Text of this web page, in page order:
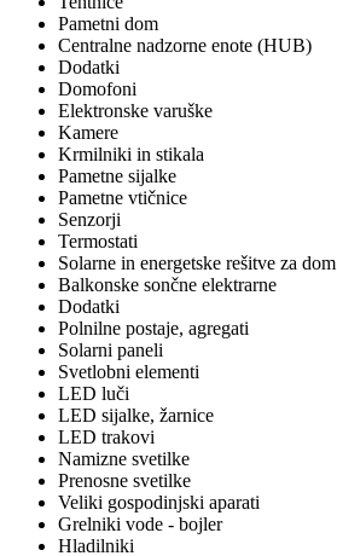
Pametni dom
Centralne nadzorne enote (HUB)
Dodatki
Domofoni
Elektronske varuške
Kamere
Krmilniki in stikala
Pametne sijalke
Pametne vtičnice
Senzorji
Termostati
Solarne in energetske rešitve za dom
Balkonske sončne elektrarne
Dodatki
Polnilne postaje, agregati
Solarni paneli
Svetlobni elementi
LED luči
LED sijalke, žarnice
LED trakovi
Namizne svetilke
Prenosne svetilke
Veliki gospodinjski aparati
Grelniki vode - bojler
Hladilniki